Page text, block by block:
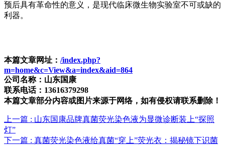
预后具有革命性的意义，是现代临床微生物实验室不可或缺的
利器。
本篇文章网址： /index.php?
m=home&c=View&a=index&aid=864
公司名称：山东国康
联系电话：13616379298
本篇文章部分内容或图片来源于网络，如有侵权请联系删除！
上一篇 : 山东国康品牌真菌荧光染色液为显微诊断装上“探照
灯”
下一篇 : 真菌荧光染色液给真菌“穿上”荧光衣：揭秘镜下识菌